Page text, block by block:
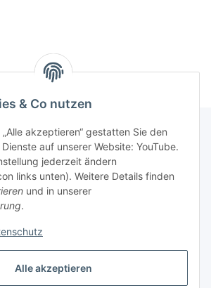
Alle akzeptieren
& Co nutzen
akzeptieren“ gestatten Sie den
auf unserer Website: YouTube.
jederzeit ändern
links unten). Weitere Details finden
und in unserer
.
Vertrag widerrufen